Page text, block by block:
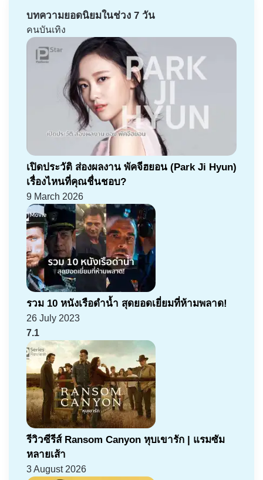
บทความยอดนิยมในช่วง 7 วัน
คนบันเทิง
เปิดประวัติ ส่องผลงาน พัคจีฮยอน (Park Ji Hyun)
เรื่องไหนที่คุณชื่นชอบ?
9 March 2026
รวม 10 หนังเรือดำน้ำ สุดยอดเยี่ยมที่ห้ามพลาด!
26 July 2023
7.1
รีวิวซีรีส์ Ransom Canyon หุบเขารัก | แรมซัม
หลายเส้า
3 August 2026